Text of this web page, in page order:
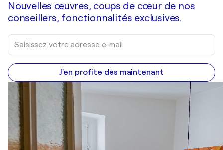
Nouvelles œuvres, coups de cœur de nos
conseillers, fonctionnalités exclusives.
J'en profite dès maintenant